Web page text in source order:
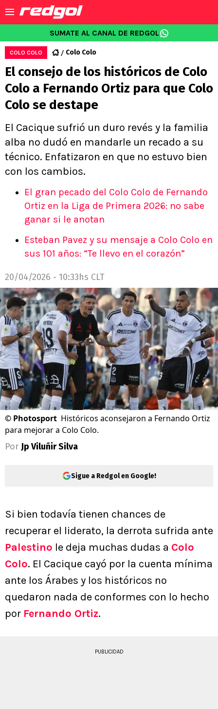
SUMATE AL CANAL DE REDGOL
COLO COLO Colo Colo
El consejo de los históricos de Colo
Colo a Fernando Ortiz para que Colo
Colo se destape
El Cacique sufrió un duro revés y la familia
alba no dudó en mandarle un recado a su
técnico. Enfatizaron en que no estuvo bien
con los cambios.
El gran pecado del Colo Colo de Fernando
Ortiz en la Liga de Primera 2026: no sabe
ganar si le anotan
Esteban Pavez y su mensaje a Colo Colo en
sus 101 años: “Te llevo en el corazón”
20/04/2026 - 10:33hs CLT
© Photosport Históricos aconsejaron a Fernando Ortiz
para mejorar a Colo Colo.
Por Jp Viluñir Silva
Sigue a Redgol en Google!
Si bien todavía tienen chances de
recuperar el liderato, la derrota sufrida ante
Palestino le deja muchas dudas a Colo
Colo. El Cacique cayó por la cuenta mínima
ante los Árabes y los históricos no
quedaron nada de conformes con lo hecho
por Fernando Ortiz.
PUBLICIDAD